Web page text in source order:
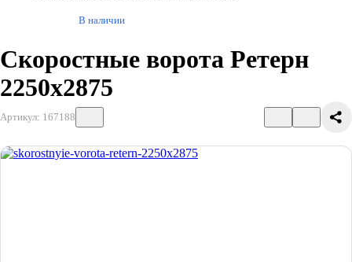
Скоростные ворота Ретерн
2250х2875
В наличии
Артикул: 167188